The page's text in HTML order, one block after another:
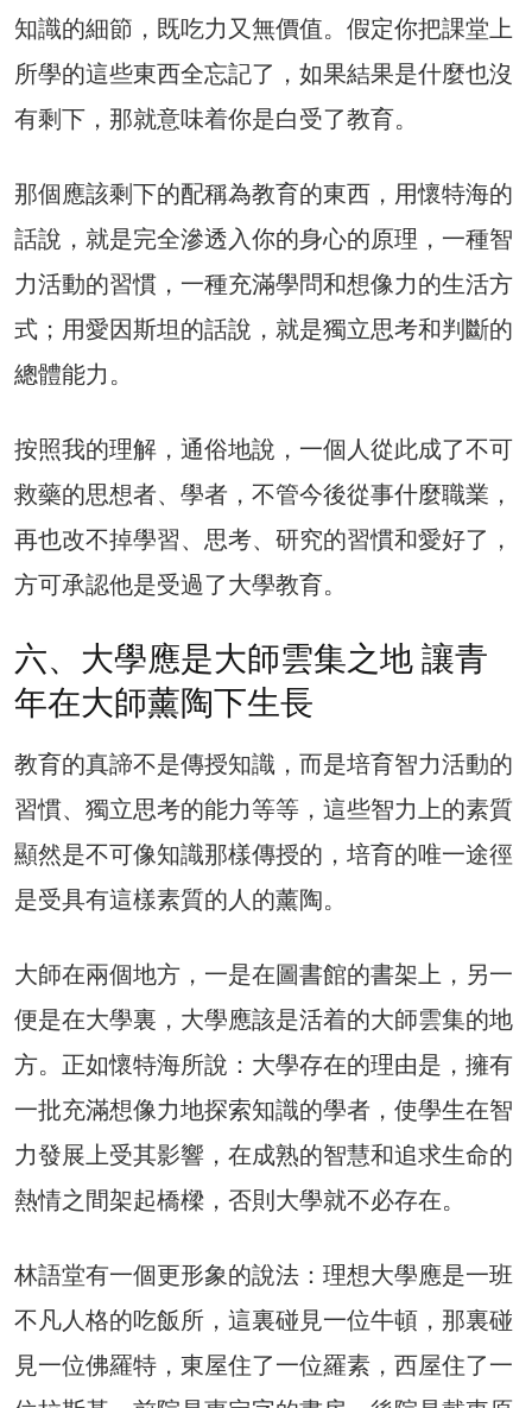
知識的細節，既吃力又無價值。假定你把課堂上
所學的這些東西全忘記了，如果結果是什麼也沒
有剩下，那就意味着你是白受了教育。
那個應該剩下的配稱為教育的東西，用懷特海的
話說，就是完全滲透入你的身心的原理，一種智
力活動的習慣，一種充滿學問和想像力的生活方
式；用愛因斯坦的話說，就是獨立思考和判斷的
總體能力。
按照我的理解，通俗地說，一個人從此成了不可
救藥的思想者、學者，不管今後從事什麼職業，
再也改不掉學習、思考、研究的習慣和愛好了，
方可承認他是受過了大學教育。
六、大學應是大師雲集之地 讓青
年在大師薰陶下生長
教育的真諦不是傳授知識，而是培育智力活動的
習慣、獨立思考的能力等等，這些智力上的素質
顯然是不可像知識那樣傳授的，培育的唯一途徑
是受具有這樣素質的人的薰陶。
大師在兩個地方，一是在圖書館的書架上，另一
便是在大學裏，大學應該是活着的大師雲集的地
方。正如懷特海所說：大學存在的理由是，擁有
一批充滿想像力地探索知識的學者，使學生在智
力發展上受其影響，在成熟的智慧和追求生命的
熱情之間架起橋樑，否則大學就不必存在。
林語堂有一個更形象的說法：理想大學應是一班
不凡人格的吃飯所，這裏碰見一位牛頓，那裏碰
見一位佛羅特，東屋住了一位羅素，西屋住了一